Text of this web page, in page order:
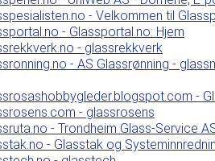
- Velkommen til
- Glassportal.no: Hjem
- glassrekkverk
- AS Glassrønning -
-
- glassrosens
- Trondheim Glass-Service
- Glasstak og